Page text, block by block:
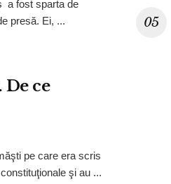
a fost sparta de
presă. Ei, ...
De ce
pe care era scris
şi au ...